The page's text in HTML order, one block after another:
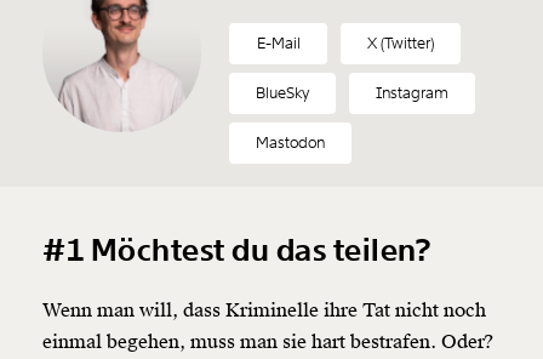
E-Mail X (Twitter)
BlueSky Instagram
Mastodon
#1 Möchtest du das teilen?
Wenn man will, dass Kriminelle ihre Tat nicht noch
einmal begehen, muss man sie hart bestrafen. Oder?